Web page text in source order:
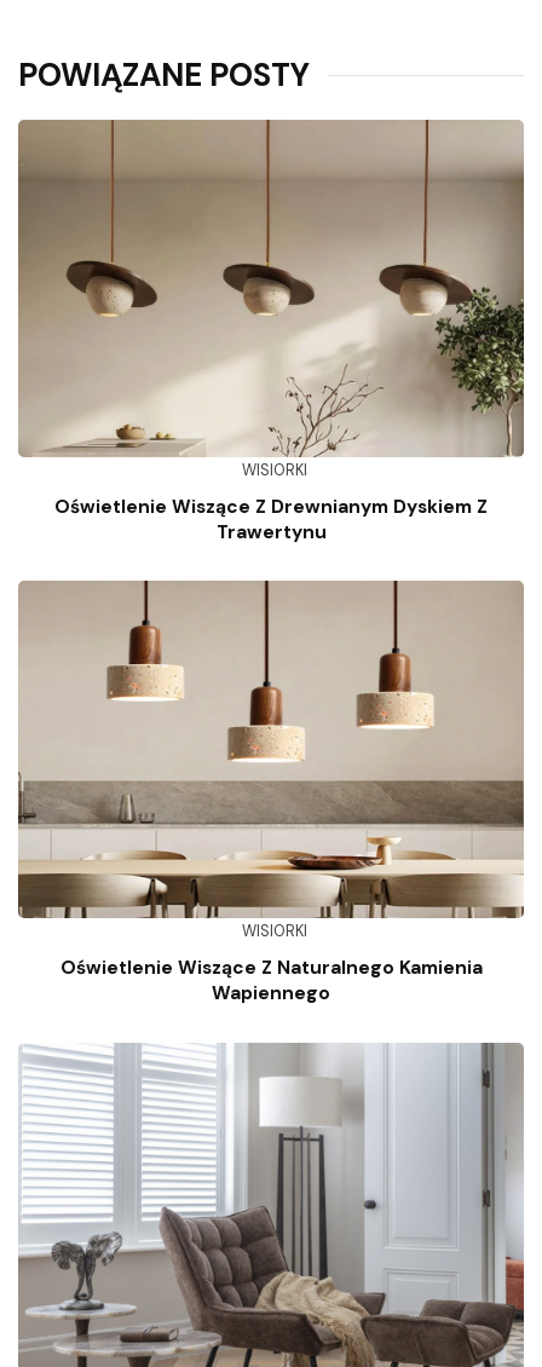
POWIĄZANE POSTY
WISIORKI
Oświetlenie Wiszące Z Drewnianym Dyskiem Z
Trawertynu
WISIORKI
Oświetlenie Wiszące Z Naturalnego Kamienia
Wapiennego